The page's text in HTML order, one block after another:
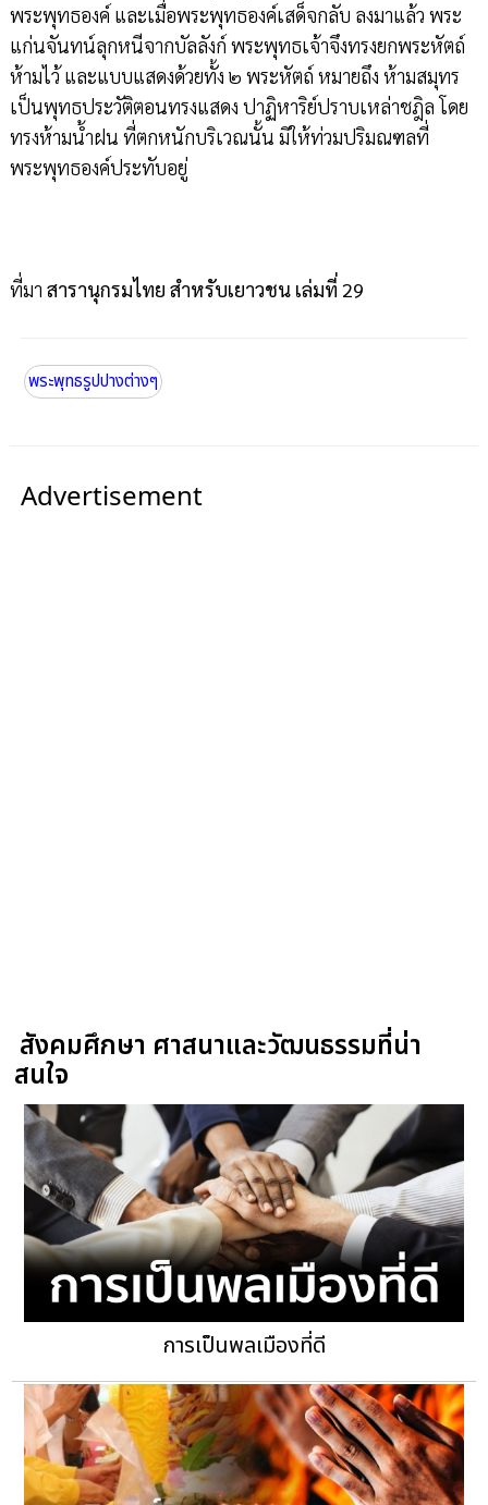
พระพุทธองค์ และเมื่อพระพุทธองค์เสด็จกลับ ลงมาแล้ว พระ
แก่นจันทน์ลุกหนีจากบัลลังก์ พระพุทธเจ้าจึงทรงยกพระหัตถ์
ห้ามไว้ และแบบแสดงด้วยทั้ง ๒ พระหัตถ์ หมายถึง ห้ามสมุทร
เป็นพุทธประวัติตอนทรงแสดง ปาฏิหาริย์ปราบเหล่าชฎิล โดย
ทรงห้ามน้ำฝน ที่ตกหนักบริเวณนั้น มิให้ท่วมปริมณฑลที่
พระพุทธองค์ประทับอยู่
ที่มา สารานุกรมไทย สำหรับเยาวชน เล่มที่ 29
พระพุทธรูปปางต่างๆ
Advertisement
สังคมศึกษา ศาสนาและวัฒนธรรมที่น่า
สนใจ
การเป็นพลเมืองที่ดี